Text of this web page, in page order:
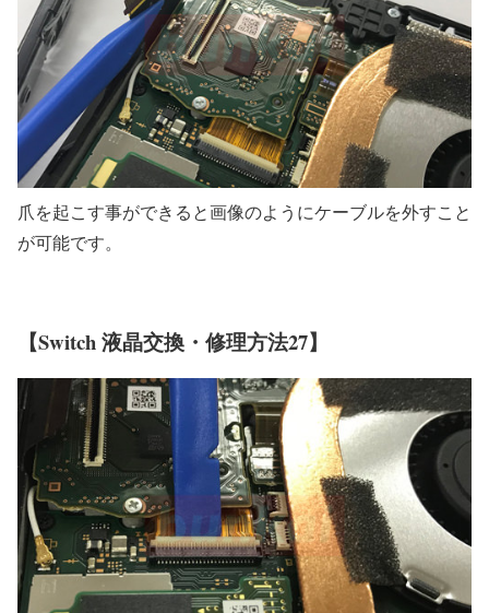
爪を起こす事ができると画像のようにケーブルを外すこと
が可能です。
【Switch 液晶交換・修理方法27】